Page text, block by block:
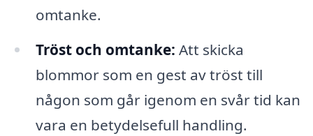
omtanke.
Tröst och omtanke: Att skicka
blommor som en gest av tröst till
någon som går igenom en svår tid kan
vara en betydelsefull handling.